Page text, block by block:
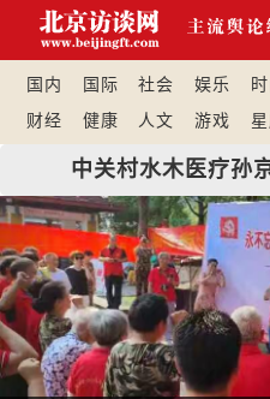
国内 国际 社会 娱乐
财经
健康 人文 游戏
中关村水木医疗孙
Previous